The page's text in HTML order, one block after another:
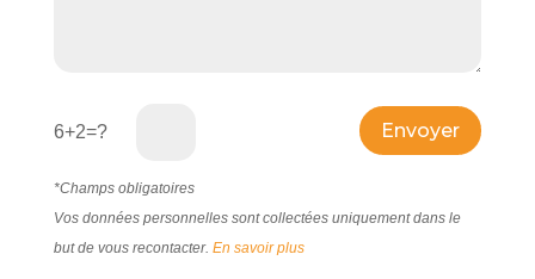
6+2=? Veuillez laisser ce
*Champs obligatoires
Vos données personnelles sont collectées uniquement dans le
but de vous recontacter. En savoir plus